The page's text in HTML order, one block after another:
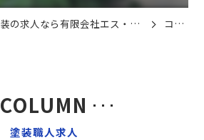
富山県富山市で塗装の求人なら有限会社エス・ティー美装 コラム
COLUMN
塗装職人求人